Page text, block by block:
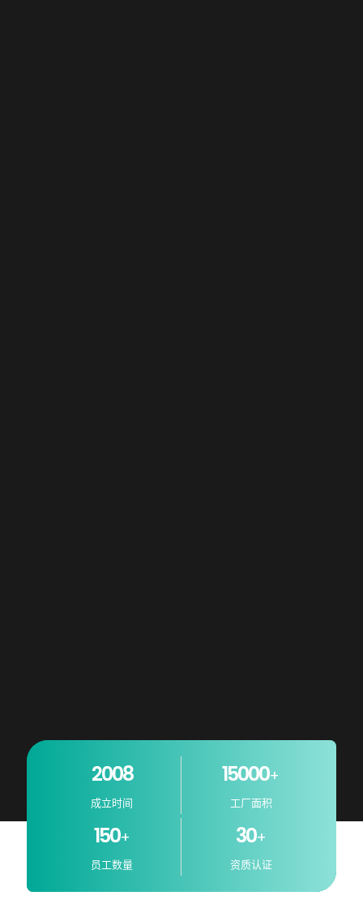
2008
成立时间
15000+
工厂面积
150+
员工数量
30+
资质认证